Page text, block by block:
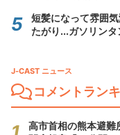
短髪になって雰囲
たがり...ガソリン
J-CAST ニュース
コメントラン
高市首相の熊本避